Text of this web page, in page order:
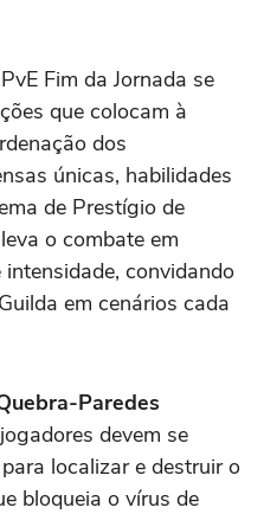
Fim da Jornada se
que colocam à
dos
únicas, habilidades
de Prestígio de
o combate em
convidando
em cenários cada
Paredes
devem se
localizar e destruir o
bloqueia o vírus de